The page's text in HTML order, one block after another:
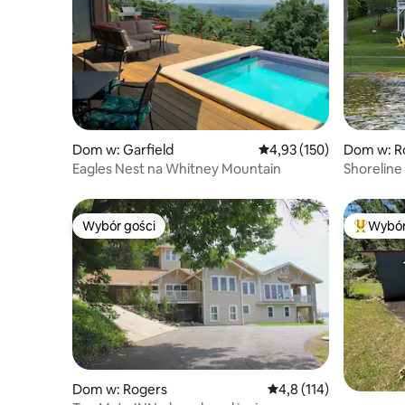
Dom w: Garfield Średnia ocena: 4,93 na
4,93 (150)
Eagles Nest na Whitney Mountain
Dom w:
Shoreline
Wybór gości
Wybór gości
Dom w: Rogers Średnia ocena: 4,8 na
4,8 (114)